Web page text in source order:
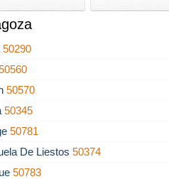
50290
50570
50345
50781
De Liestos50374
50783